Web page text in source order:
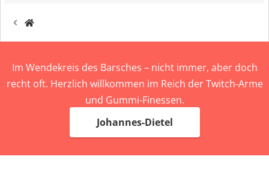
Im Wendekreis des Barsches – nicht immer, aber doch
recht oft. Herzlich willkommen im Reich der Twitch-Arme
und Gummi-Finessen.
Johannes-Dietel